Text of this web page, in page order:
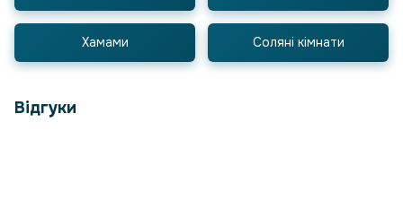
Хамами Соляні кімнати
Відгуки